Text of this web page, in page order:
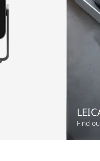
Find